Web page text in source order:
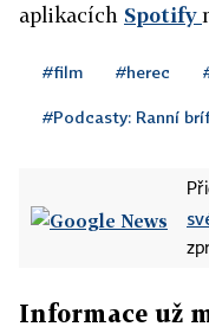
aplikacích Spotify
#film #herec
#Podcasty: Ranní
Informace už